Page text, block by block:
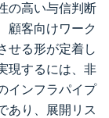
の高い与信判断
顧客向けワーク
せる形が定着し
現するには、非
インフラパイプ
あり、展開リス